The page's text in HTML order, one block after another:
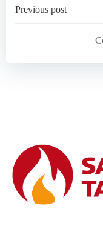
Post
Previous post